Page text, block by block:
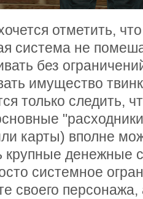
отметить,
система не
без
имущество
только следить,
карты) вполне
крупные денежные
системное
своего